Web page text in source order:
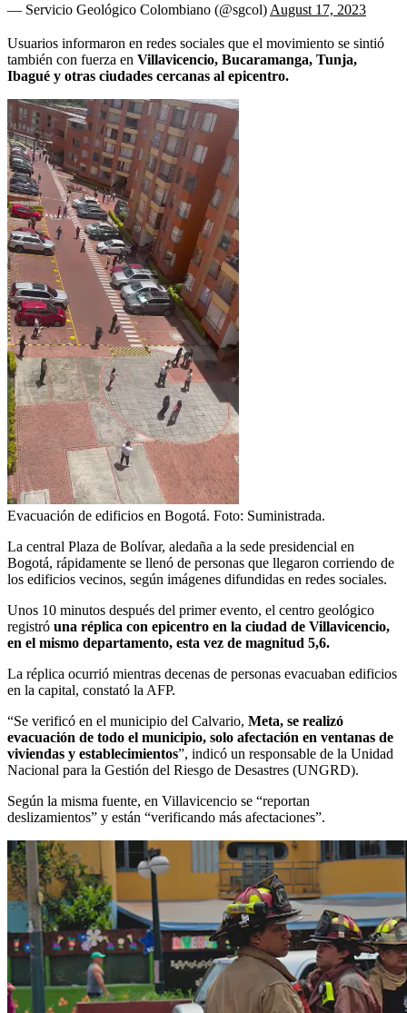
— Servicio Geológico Colombiano (@sgcol) August 17, 2023
Usuarios informaron en redes sociales que el movimiento se sintió
también con fuerza en Villavicencio, Bucaramanga, Tunja,
Ibagué y otras ciudades cercanas al epicentro.
Evacuación de edificios en Bogotá. Foto: Suministrada.
La central Plaza de Bolívar, aledaña a la sede presidencial en
Bogotá, rápidamente se llenó de personas que llegaron corriendo de
los edificios vecinos, según imágenes difundidas en redes sociales.
Unos 10 minutos después del primer evento, el centro geológico
registró una réplica con epicentro en la ciudad de Villavicencio,
en el mismo departamento, esta vez de magnitud 5,6.
La réplica ocurrió mientras decenas de personas evacuaban edificios
en la capital, constató la AFP.
“Se verificó en el municipio del Calvario, Meta, se realizó
evacuación de todo el municipio, solo afectación en ventanas de
viviendas y establecimientos”, indicó un responsable de la Unidad
Nacional para la Gestión del Riesgo de Desastres (UNGRD).
Según la misma fuente, en Villavicencio se “reportan
deslizamientos” y están “verificando más afectaciones”.